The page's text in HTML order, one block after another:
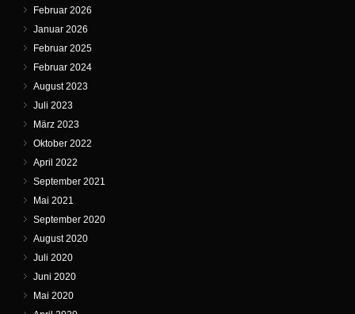
Februar 2026
Januar 2026
Februar 2025
Februar 2024
August 2023
Juli 2023
März 2023
Oktober 2022
April 2022
September 2021
Mai 2021
September 2020
August 2020
Juli 2020
Juni 2020
Mai 2020